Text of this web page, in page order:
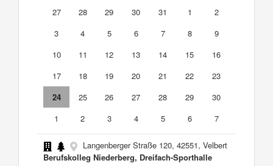
27
28 29 30 31 1
2
3
4 5 6 7 8
9
10
11 12 13 14 15
16
17
18 19 20 21 22
23
24
25 26 27 28 29
30
1
2 3 4 5 6 7
Langenberger Straße 120, 42551, Velbert
Berufskolleg Niederberg, Dreifach-Sporthalle